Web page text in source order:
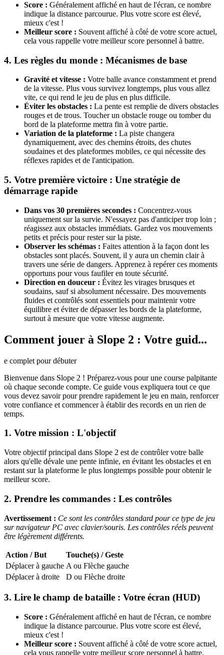
Score : Généralement affiché en haut de l'écran, ce nombre
indique la distance parcourue. Plus votre score est élevé,
mieux c'est !
Meilleur score : Souvent affiché à côté de votre score actuel,
cela vous rappelle votre meilleur score personnel à battre.
4. Les règles du monde : Mécanismes de base
Gravité et vitesse : Votre balle avance constamment et prend
de la vitesse. Plus vous survivez longtemps, plus vous allez
vite, ce qui rend le jeu de plus en plus difficile.
Éviter les obstacles : La pente est remplie de divers obstacles
rouges et de trous. Toucher un obstacle rouge ou tomber du
bord de la plateforme mettra fin à votre partie.
Variation de la plateforme : La piste changera
dynamiquement, avec des chemins étroits, des chutes
soudaines et des plateformes mobiles, ce qui nécessite des
réflexes rapides et de l'anticipation.
5. Votre première victoire : Une stratégie de
démarrage rapide
Dans vos 30 premières secondes : Concentrez-vous
uniquement sur la survie. N'essayez pas d'anticiper trop loin ;
réagissez aux obstacles immédiats. Gardez vos mouvements
petits et précis pour rester sur la piste.
Observer les schémas : Faites attention à la façon dont les
obstacles sont placés. Souvent, il y aura un chemin clair à
travers une série de dangers. Apprenez à repérer ces moments
opportuns pour vous faufiler en toute sécurité.
Direction en douceur : Évitez les virages brusques et
soudains, sauf si absolument nécessaire. Des mouvements
fluides et contrôlés sont essentiels pour maintenir votre
équilibre et éviter de dépasser les bords de la plateforme,
surtout à mesure que votre vitesse augmente.
Comment jouer à Slope 2 : Votre guid...
e complet pour débuter
Bienvenue dans Slope 2 ! Préparez-vous pour une course palpitante
où chaque seconde compte. Ce guide vous expliquera tout ce que
vous devez savoir pour prendre rapidement le jeu en main, renforcer
votre confiance et commencer à établir des records en un rien de
temps.
1. Votre mission : L'objectif
Votre objectif principal dans Slope 2 est de contrôler votre balle
alors qu'elle dévale une pente infinie, en évitant les obstacles et en
restant sur la plateforme le plus longtemps possible pour obtenir le
meilleur score.
2. Prendre les commandes : Les contrôles
Avertissement : Ce sont les contrôles standard pour ce type de jeu
sur navigateur PC avec clavier/souris. Les contrôles réels peuvent
être légèrement différents.
Action / But
Touche(s) / Geste
Déplacer à gauche A ou Flèche gauche
Déplacer à droite
D ou Flèche droite
3. Lire le champ de bataille : Votre écran (HUD)
Score : Généralement affiché en haut de l'écran, ce nombre
indique la distance parcourue. Plus votre score est élevé,
mieux c'est !
Meilleur score : Souvent affiché à côté de votre score actuel,
cela vous rappelle votre meilleur score personnel à battre.